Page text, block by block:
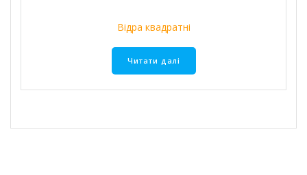
Відра квадратні
Читати далі